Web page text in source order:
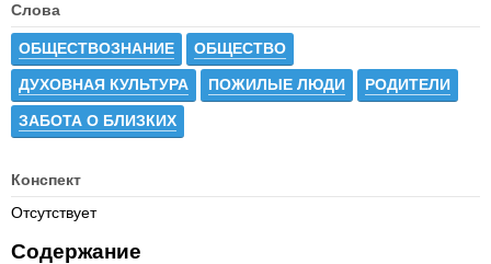
Слова
ОБЩЕСТВОЗНАНИЕ ОБЩЕСТВО
ДУХОВНАЯ КУЛЬТУРА ПОЖИЛЫЕ ЛЮДИ РОДИТЕЛИ
ЗАБОТА О БЛИЗКИХ
Конспект
Отсутствует
Содержание